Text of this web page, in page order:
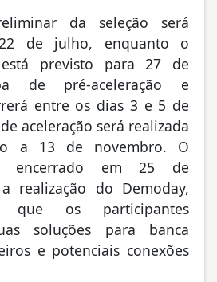
da seleção será
de julho, enquanto o
previsto para 27 de
de pré-aceleração e
entre os dias 3 e 5 de
aceleração será realizada
a 13 de novembro. O
encerrado em 25 de
realização do Demoday,
que os participantes
soluções para banca
e potenciais conexões